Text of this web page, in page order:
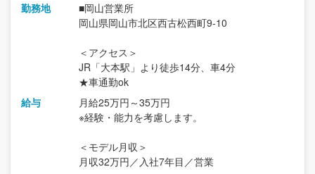
勤務地
■岡山営業所
岡山県岡山市北区西古松西町9-10
＜アクセス＞
JR「大本駅」より徒歩14分、車4分
★車通勤ok
給与
月給25万円～35万円
※経験・能力を考慮します。
＜モデル月収＞
月収32万円／入社7年目／営業